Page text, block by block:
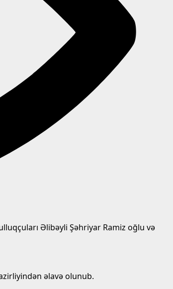
Əlibəyli Şəhriyar Ramiz oğlu və
əlavə olunub.